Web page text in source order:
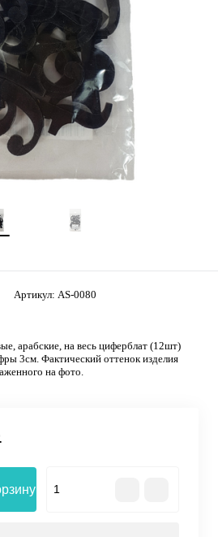
Артикул: AS-0080
арабские, на весь циферблат (12шт)
3см. Фактический оттенок изделия
на фото.